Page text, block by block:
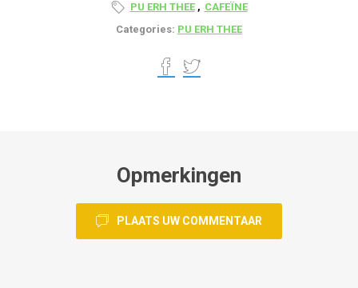
PU ERH THEE , CAFEÏNE
Categories: PU ERH THEE
Opmerkingen
PLAATS UW COMMENTAAR